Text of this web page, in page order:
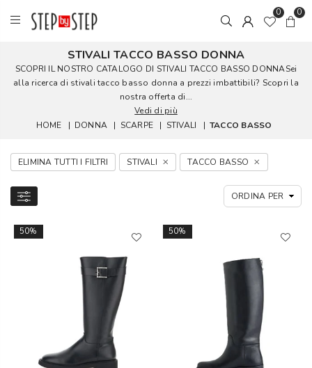
0 0
STIVALI TACCO BASSO DONNA
SCOPRI IL NOSTRO CATALOGO DI STIVALI TACCO BASSO DONNASei
alla ricerca di stivali tacco basso donna a prezzi imbattibili? Scopri la
nostra offerta di...
Vedi di più
HOME
| DONNA | SCARPE | STIVALI | TACCO BASSO
ELIMINA TUTTI I FILTRI STIVALI TACCO BASSO
50% 50%